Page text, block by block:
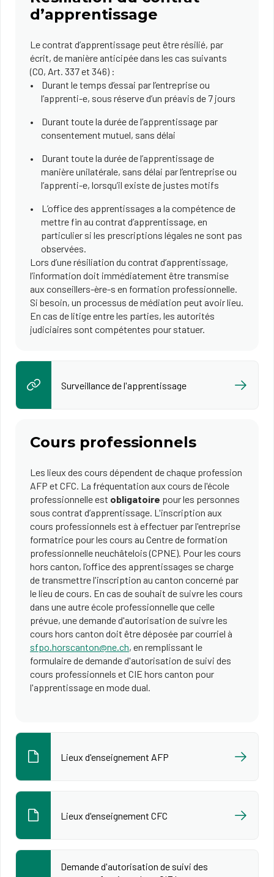
d’apprentissage
Le contrat d’apprentissage peut être résilié, par
écrit, de manière anticipée dans les cas suivants
(CO, Art. 337 et 346) :
Durant le temps d’essai par l’entreprise ou
l’apprenti-e, sous réserve d’un préavis de 7 jours
Durant toute la durée de l’apprentissage par
consentement mutuel, sans délai
Durant toute la durée de l’apprentissage de
manière unilatérale, sans délai par l’entreprise ou
l’apprenti-e, lorsqu’il existe de justes motifs
L’office des apprentissages a la compétence de
mettre fin au contrat d’apprentissage, en
particulier si les prescriptions légales ne sont pas
observées.
Lors d’une résiliation du contrat d’apprentissage,
l’information doit immédiatement être transmise
aux conseillers-ère-s en formation professionnelle.
Si besoin, un processus de médiation peut avoir lieu.
En cas de litige entre les parties, les autorités
judiciaires sont compétentes pour statuer.
Surveillance de l'apprentissage
Cours professionnels
Les lieux des cours dépendent de chaque profession
AFP et CFC. La fréquentation aux cours de l'école
professionnelle est obligatoire pour les personnes
sous contrat d’apprentissage. L'inscription aux
cours professionnels est à effectuer par l'entreprise
formatrice pour les cours au Centre de formation
professionnelle neuchâtelois (CPNE). Pour les cours
hors canton, l’office des apprentissages se charge
de transmettre l'inscription au canton concerné par
le lieu de cours. En cas de souhait de suivre les cours
dans une autre école professionnelle que celle
prévue, une demande d'autorisation de suivre les
cours hors canton doit être déposée par courriel à
sfpo.horscanton@ne.ch, en remplissant le
formulaire de demande d'autorisation de suivi des
cours professionnels et CIE hors canton pour
l'apprentissage en mode dual.
Lieux d'enseignement AFP
Lieux d'enseignement CFC
Demande d'autorisation de suivi des